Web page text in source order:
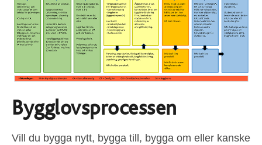
Bygglovsprocessen
Vill du bygga nytt, bygga till, bygga om eller kanske